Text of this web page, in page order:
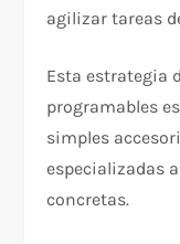
agilizar tareas
Esta estrategia
programables
simples
especializadas
concretas.